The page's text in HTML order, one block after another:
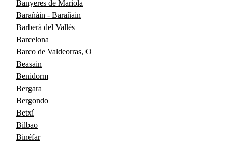
Banyeres de Mariola
Barañáin - Barañain
Barberà del Vallès
Barcelona
Barco de Valdeorras, O
Beasain
Benidorm
Bergara
Bergondo
Betxí
Bilbao
Binéfar